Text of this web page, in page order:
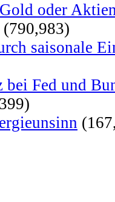
oder
(790,983)
saisonale
Fed und